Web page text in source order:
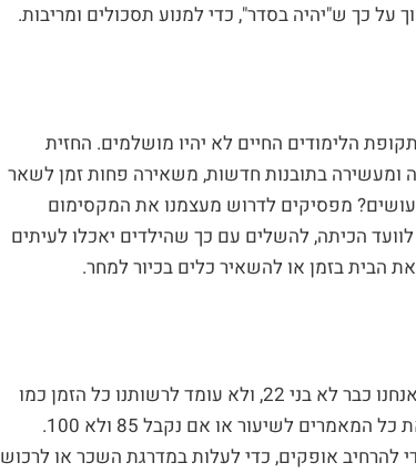
כך ש"יהיה בסדר", כדי למנוע תסכולים ומריבות.
הלימודים החיים לא יהיו מושלמים. החזית
בתובנות חדשות, משאירה פחות זמן לשאר
עושים? מפסיקים לדרוש מעצמנו את המקסימום
הכיתה, להשלים עם כך שהילדים יאכלו לעיתים
הבית בזמן או להשאיר כלים בכיור למחר.
כדאי גם להוריד את רף הציפיות הלימודיות מעצמנו. אנחנו כבר לא בני 22, ולא עומד לרשותנו כל הזמן כמו
בתיכון או בתואר הראשון. זה לא נורא אם לא נקרא את כל המאמרים לשיעור או אם נקבל 85 ולא 100.
להרחיב אופקים, כדי לעלות במדרגת השכר או לרכוש